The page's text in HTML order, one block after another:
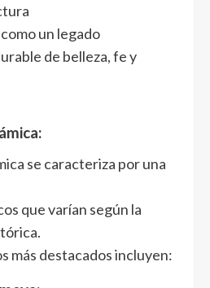
un legado
de belleza, fe y
se caracteriza por una
que varían según la
más destacados incluyen: